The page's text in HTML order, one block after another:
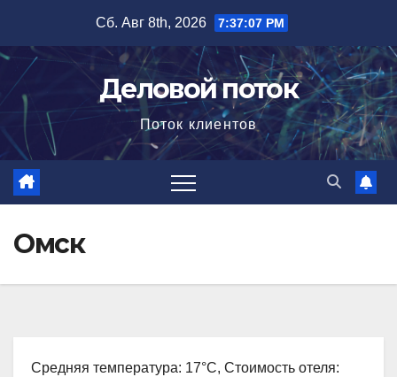
содержимому
Сб. Авг 8th, 2026 7:37:08 PM
Деловой поток
Поток клиентов
Омск
Средняя температура: 17°C, Стоимость отеля: